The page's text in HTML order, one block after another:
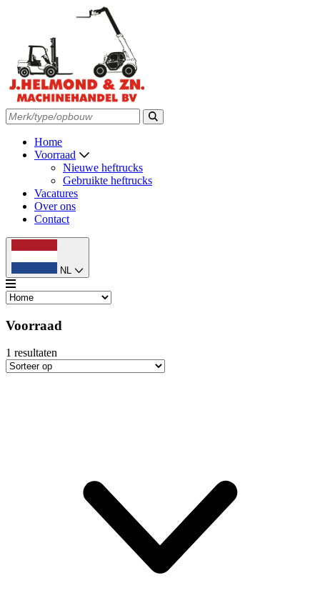
Home
Voorraad
Nieuwe heftrucks
Gebruikte heftrucks
Vacatures
Over ons
Contact
NL
Voorraad
1 resultaten